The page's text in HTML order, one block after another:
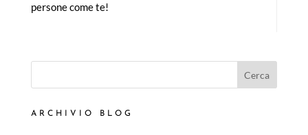
persone come te!
Cerca
ARCHIVIO BLOG